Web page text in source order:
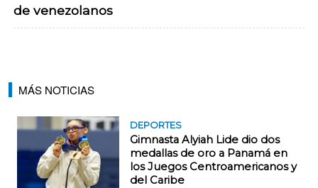
de venezolanos
MÁS NOTICIAS
DEPORTES
Gimnasta Alyiah Lide dio dos
medallas de oro a Panamá en
los Juegos Centroamericanos y
del Caribe